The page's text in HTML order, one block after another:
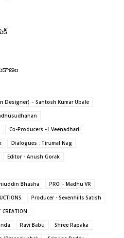
Designer) – Santosh Kumar Ubale
Co-Producers - I.Veenadhari
Dialogues : Tirumal Nag
Editor - Anush Gorak
Bhasha
PRO – Madhu VR
Producer - Sevenhills Satish
Ravi Babu
Shree Rapaka